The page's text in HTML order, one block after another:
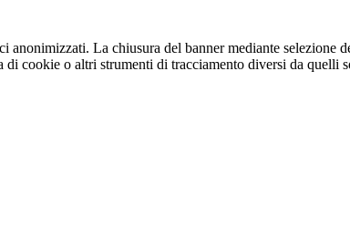
anonimizzati. La chiusura del banner mediante
di cookie o altri strumenti di tracciamento diversi da quelli